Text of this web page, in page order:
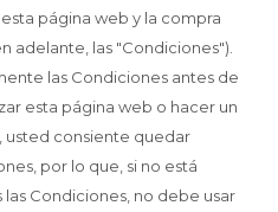
página web y la compra
adelante, las "Condiciones").
las Condiciones antes de
esta página web o hacer un
usted consiente quedar
por lo que, si no está
Condiciones, no debe usar